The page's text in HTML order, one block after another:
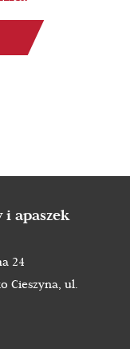
apaszek
24
Cieszyna, ul.